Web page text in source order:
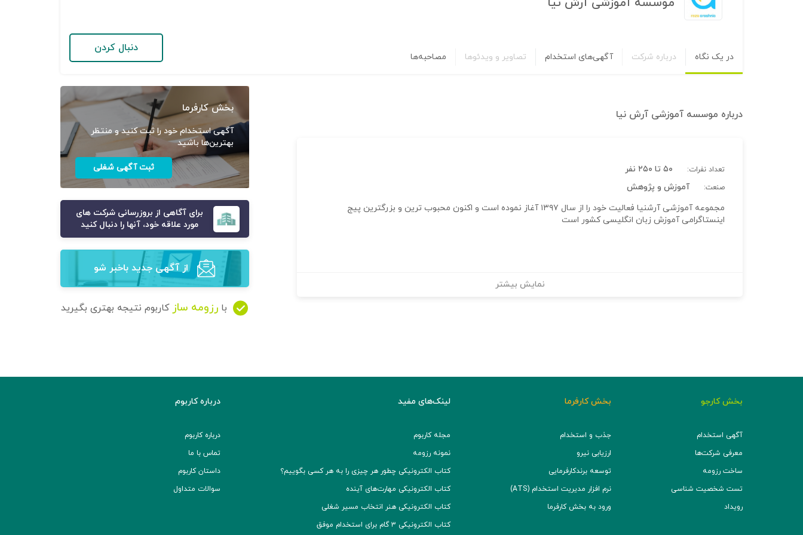
در یک نگاه درباره شرکت آگهی‌های استخدام تصاویر و ویدئوها مصاحبه‌ها
دنبال کردن
درباره موسسه آموزشی آرش نیا
تعداد نفرات: ۵۰ تا ۲۵۰ نفر
صنعت:
آموزش و پژوهش
مجموعه آموزشی آرشنیا فعالیت خود را از سال ۱۳۹۷ آغاز نموده است و اکنون محبوب ترین و بزرگترین پیج
اینستاگرامی آموزش زبان انگلیسی کشور است
نمایش بیشتر
بخش کارفرما
آگهی استخدام خود را ثبت کنید و منتظر
بهترین‌ها باشید
ثبت آگهی شغلی
برای آگاهی از بروزرسانی شرکت های
مورد علاقه خود، آنها را دنبال کنید
از آگهی‌ جدید باخبر شو
با رزومه ساز کاربوم نتیجه بهتری بگیرید
بخش کارجو
آگهی استخدام
معرفی شرکت‌ها
ساخت رزومه
تست شخصیت شناسی
رویداد
بخش کارفرما
جذب و استخدام
ارزیابی نیرو
توسعه برند‌کارفرمایی
نرم افزار مدیریت استخدام (ATS)
ورود به بخش کارفرما
لینک‌های مفید
مجله کاربوم
نمونه رزومه
کتاب الکترونیکی چطور هر چیزی را به هر کسی بگوییم؟
کتاب الکترونیکی مهارت‌های آینده
کتاب الکترونیکی هنر انتخاب مسیر شغلی
کتاب الکترونیکی ۳ گام برای استخدام موفق
درباره کاربوم
درباره کاربوم
تماس با ما
داستان کاربوم
سوالات متداول